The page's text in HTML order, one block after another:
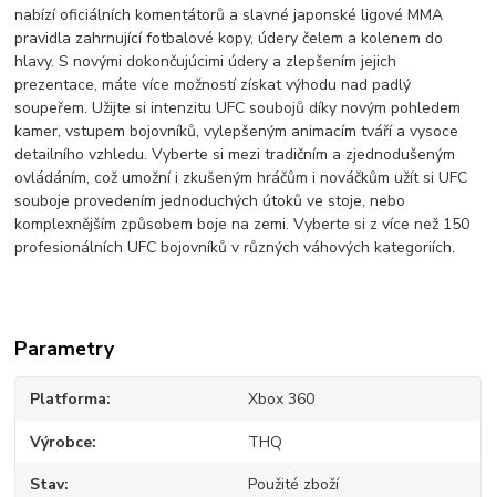
nabízí oficiálních komentátorů a slavné japonské ligové MMA
pravidla zahrnující fotbalové kopy, údery čelem a kolenem do
hlavy. S novými dokončujúcimi údery a zlepšením jejich
prezentace, máte více možností získat výhodu nad padlý
soupeřem. Užijte si intenzitu UFC soubojů díky novým pohledem
kamer, vstupem bojovníků, vylepšeným animacím tváří a vysoce
detailního vzhledu. Vyberte si mezi tradičním a zjednodušeným
ovládáním, což umožní i zkušeným hráčům i nováčkům užít si UFC
souboje provedením jednoduchých útoků ve stoje, nebo
komplexnějším způsobem boje na zemi. Vyberte si z více než 150
profesionálních UFC bojovníků v různých váhových kategoriích.
Parametry
Platforma Xbox 360
Výrobce THQ
Stav Použité zboží